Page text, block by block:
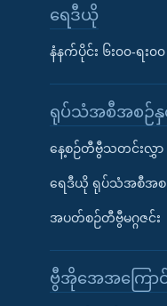
ရေဒီယို
နံနက်ပိုင်း ၆း၀၀-ရး၀၀
ရုပ်သံအစီအစဉ်နှ
နေ့စဉ်တီဗွီသတင်းလွှာ
ရေဒီယို ရုပ်သံအစီအစ
အပတ်စဉ်တီဗွီမဂ္ဂဇင်း
ဗွီအိုအေအကြောင်